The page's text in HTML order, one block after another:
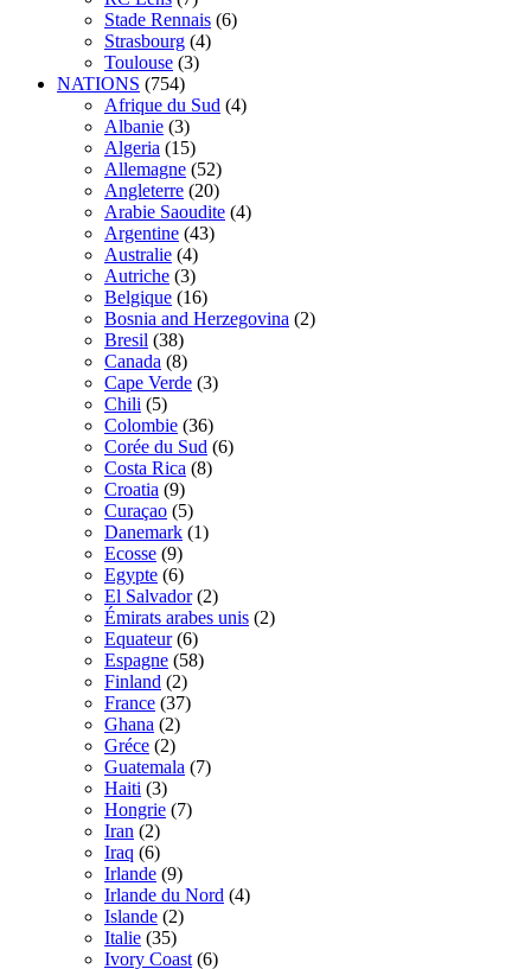
Stade Rennais (6)
Strasbourg (4)
Toulouse (3)
NATIONS (754)
Afrique du Sud (4)
Albanie (3)
Algeria (15)
Allemagne (52)
Angleterre (20)
Arabie Saoudite (4)
Argentine (43)
Australie (4)
Autriche (3)
Belgique (16)
Bosnia and Herzegovina (2)
Bresil (38)
Canada (8)
Cape Verde (3)
Chili (5)
Colombie (36)
Corée du Sud (6)
Costa Rica (8)
Croatia (9)
Curaçao (5)
Danemark (1)
Ecosse (9)
Egypte (6)
El Salvador (2)
Émirats arabes unis (2)
Equateur (6)
Espagne (58)
Finland (2)
France (37)
Ghana (2)
Gréce (2)
Guatemala (7)
Haiti (3)
Hongrie (7)
Iran (2)
Iraq (6)
Irlande (9)
Irlande du Nord (4)
Islande (2)
Italie (35)
Ivory Coast (6)